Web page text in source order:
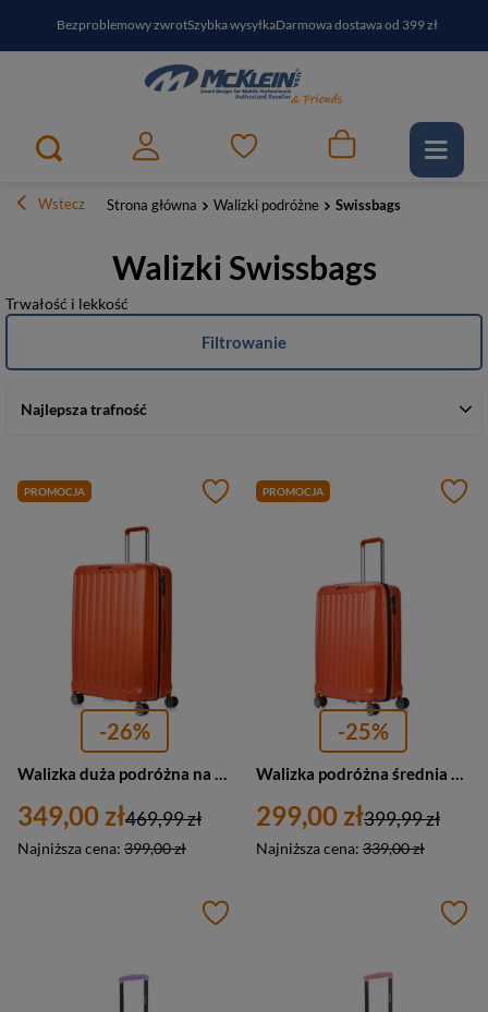
Bezproblemowy zwrotSzybka wysyłkaDarmowa dostawa od 399 zł
PayPo - kup i zapłać za30 dniZapisz się do newslettera i odbierz RABAT
Wstecz Strona główna Walizki podróżne Swissbags
Walizki Swissbags
Trwałość i lekkość
Najlepsza trafność
Filtrowanie
PROMOCJA
-26%
Walizka duża podróżna na kółkach pomarańczowa - SwissBags Cosmos 75cm
349,00 zł
Najniższa cena: 399,00 zł
469,99 zł
PROMOCJA
-25%
Walizka podróżna średnia na kółkach pomarańczowa - SwissBags Cosmos 65cm
299,00 zł
Najniższa cena: 339,00 zł
399,99 zł